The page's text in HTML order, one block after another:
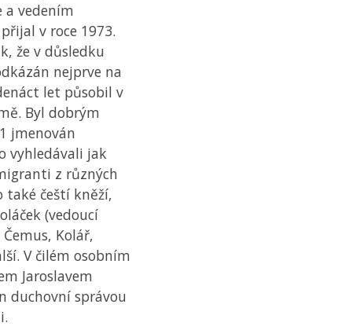
vedením
v roce 1973.
že v důsledku
nejprve na
let působil v
Byl dobrým
jmenován
vyhledávali jak
z různých
také čeští kněží,
(vedoucí
Kolář,
V čilém osobním
Jaroslavem
duchovní správou